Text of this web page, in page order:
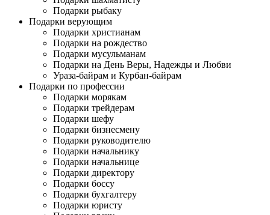
Подарки рыбаку
Подарки верующим
Подарки христианам
Подарки на рождество
Подарки мусульманам
Подарки на День Веры, Надежды и Любви
Ураза-байрам и Курбан-байрам
Подарки по профессии
Подарки морякам
Подарки трейдерам
Подарки шефу
Подарки бизнесмену
Подарки руководителю
Подарки начальнику
Подарки начальнице
Подарки директору
Подарки боссу
Подарки бухгалтеру
Подарки юристу